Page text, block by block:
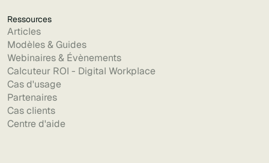
Ressources
Articles
Modèles & Guides
Webinaires & Évènements
Calcuteur ROI - Digital Workplace
Cas d'usage
Partenaires
Cas clients
Centre d'aide